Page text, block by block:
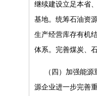
继续建设立足本省
基地。统筹石油资
生产经营库存有机
体系。完善煤炭、
（四）加强能
源企业进一步完善